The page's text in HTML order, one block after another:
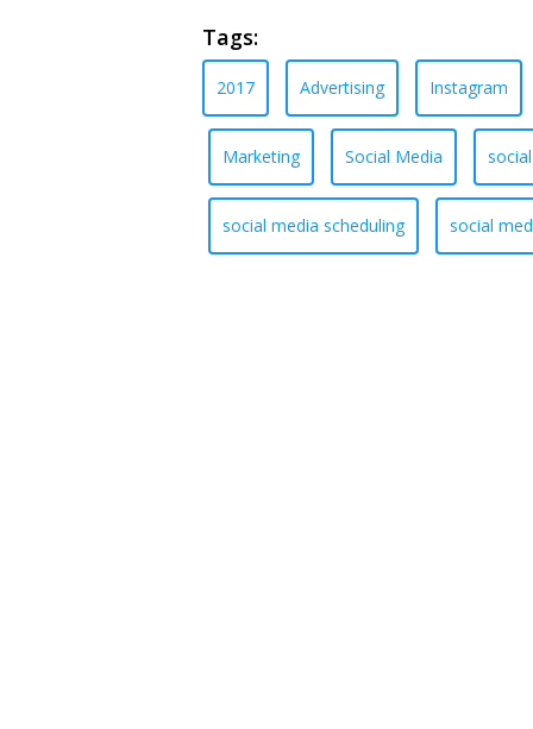
Tags:
2017 Advertising Instagram
Marketing Social Media
social media scheduling social